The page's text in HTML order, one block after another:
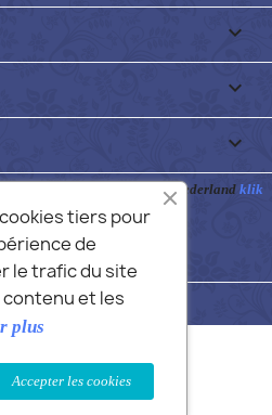


keyboard_arrow_down
Beoordelingen Nederland klik
tiers pour
de
le trafic du site
et les
plus
Accepter les cookies